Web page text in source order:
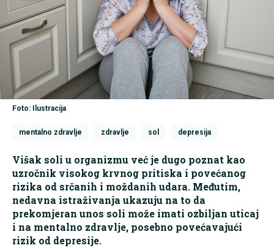
Foto: Ilustracija
mentalno zdravlje zdravlje sol depresija
Višak soli u organizmu već je dugo poznat kao
uzročnik visokog krvnog pritiska i povećanog
rizika od srčanih i moždanih udara. Međutim,
nedavna istraživanja ukazuju na to da
prekomjeran unos soli može imati ozbiljan uticaj
i na mentalno zdravlje, posebno povećavajući
rizik od depresije.